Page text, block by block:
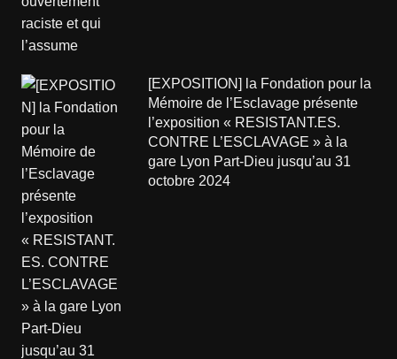
[EXPOSITION] la Fondation pour la
Mémoire de l’Esclavage présente
l’exposition « RESISTANT.ES.
CONTRE L’ESCLAVAGE » à la
gare Lyon Part-Dieu jusqu’au 31
octobre 2024